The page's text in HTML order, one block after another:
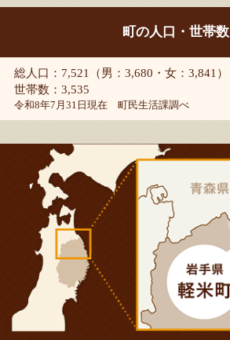
町の人口・世帯数
総人口：7,521（男：3,680・女：3,841）
世帯数：3,535
令和8年7月31日現在 町民生活課調べ